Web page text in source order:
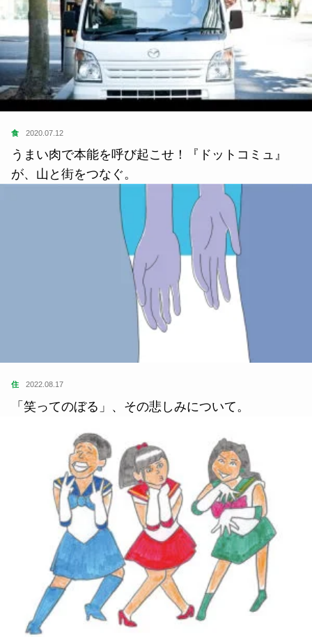
食 2020.07.12
うまい肉で本能を呼び起こせ！『ドットコミュ』
が、山と街をつなぐ。
住 2022.08.17
「笑ってのぼる」、その悲しみについて。